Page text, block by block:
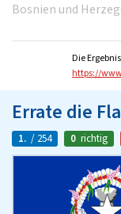
Bosnien und
Die
https://
Errate die
1. / 254 0 richtig